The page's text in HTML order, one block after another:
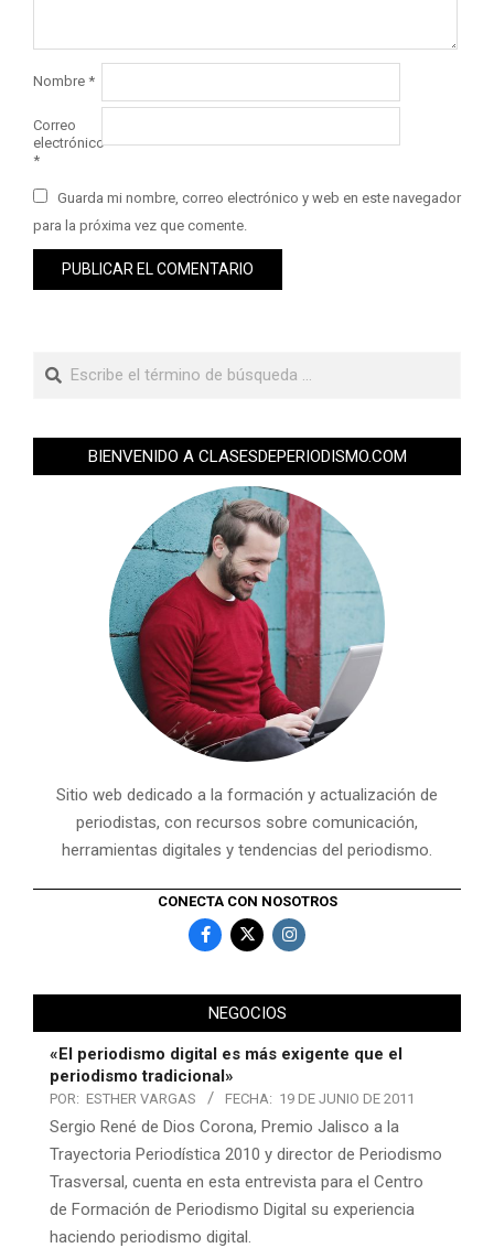
Nombre *
Correo
electrónico
*
Guarda mi nombre, correo electrónico y web en este navegador
para la próxima vez que comente.
BIENVENIDO A CLASESDEPERIODISMO.COM
Sitio web dedicado a la formación y actualización de
periodistas, con recursos sobre comunicación,
herramientas digitales y tendencias del periodismo.
CONECTA CON NOSOTROS
NEGOCIOS
«El periodismo digital es más exigente que el
periodismo tradicional»
POR: ESTHER VARGAS FECHA: 19 DE JUNIO DE 2011
Sergio René de Dios Corona, Premio Jalisco a la
Trayectoria Periodística 2010 y director de Periodismo
Trasversal, cuenta en esta entrevista para el Centro
de Formación de Periodismo Digital su experiencia
haciendo periodismo digital.